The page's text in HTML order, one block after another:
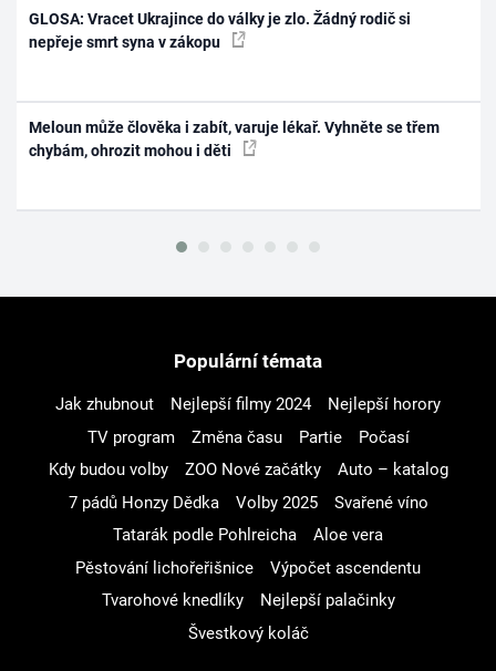
GLOSA: Vracet Ukrajince do války je zlo. Žádný rodič si
nepřeje smrt syna v zákopu
Meloun může člověka i zabít, varuje lékař. Vyhněte se třem
chybám, ohrozit mohou i děti
Populární témata
Jak zhubnout Nejlepší filmy 2024
Nejlepší horory
TV program
Změna času Partie
Počasí
Kdy budou volby
ZOO Nové začátky
Auto – katalog
7 pádů Honzy Dědka
Volby 2025
Svařené víno
Tatarák podle Pohlreicha
Aloe vera
Pěstování lichořeřišnice
Výpočet ascendentu
Tvarohové knedlíky
Nejlepší palačinky
Švestkový koláč